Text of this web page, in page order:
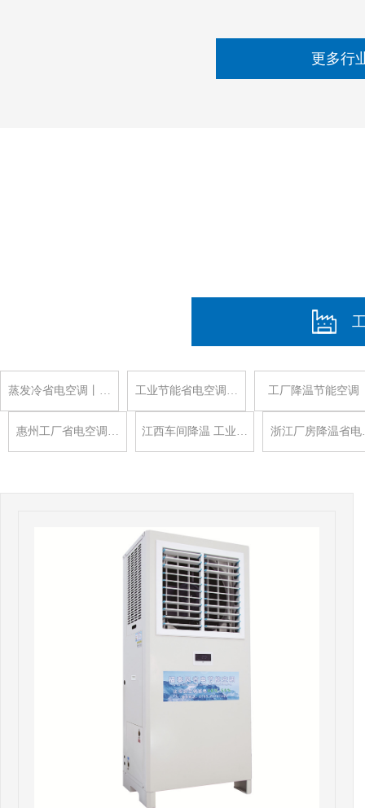
更多行
蒸发冷省电空调丨… 工业节能省电空调… 工厂降温节能空调
惠州工厂省电空调… 江西车间降温 工业… 浙江厂房降温省